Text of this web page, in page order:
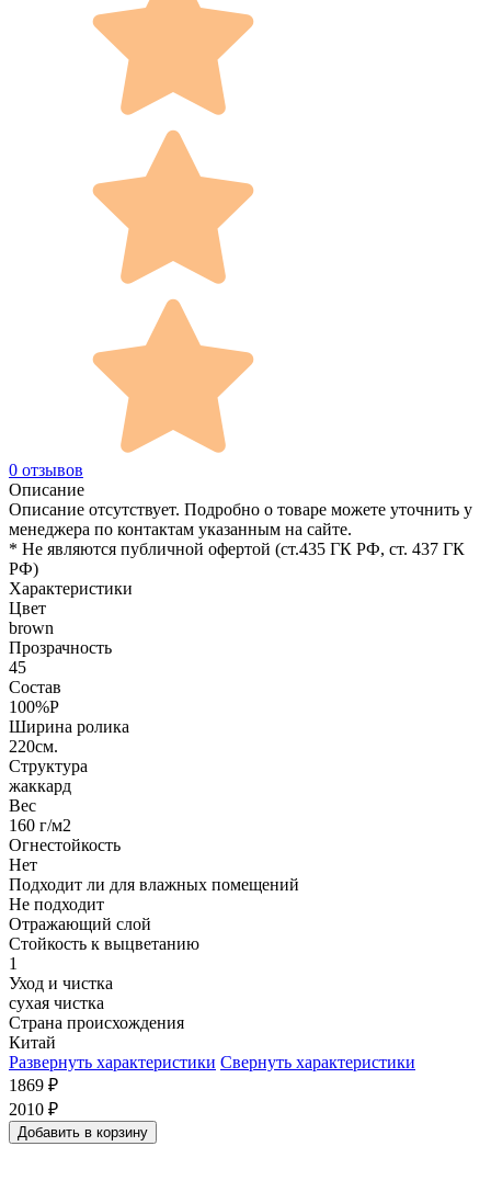
0 отзывов
Описание
Описание отсутствует. Подробно о товаре можете уточнить у
менеджера по контактам указанным на сайте.
* Не являются публичной офертой (ст.435 ГК РФ, cт. 437 ГК
РФ)
Характеристики
Цвет
brown
Прозрачность
45
Состав
100%P
Ширина ролика
220см.
Структура
жаккард
Вес
160 г/м2
Огнестойкость
Нет
Подходит ли для влажных помещений
Не подходит
Отражающий слой
Стойкость к выцветанию
1
Уход и чистка
сухая чистка
Страна происхождения
Китай
Развернуть характеристики Свернуть характеристики
1869 ₽
2010 ₽
Добавить в корзину